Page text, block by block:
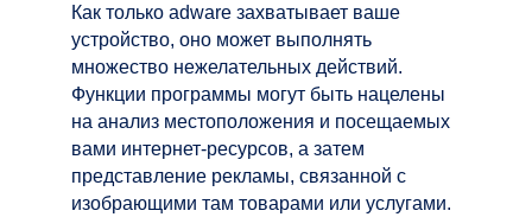
Как только adware захватывает ваше
устройство, оно может выполнять
множество нежелательных действий.
Функции программы могут быть нацелены
на анализ местоположения и посещаемых
вами интернет-ресурсов, а затем
представление рекламы, связанной с
изобрающими там товарами или услугами.